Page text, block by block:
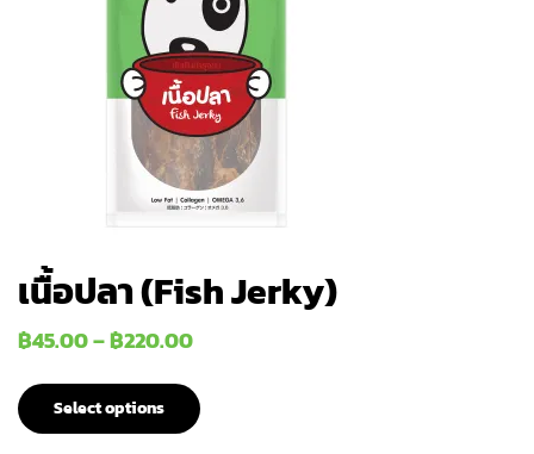
เนื้อปลา (Fish Jerky)
฿45.00–฿220.00
Select options